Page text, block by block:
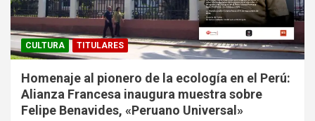
CULTURA TITULARES
Homenaje al pionero de la ecología en el Perú:
Alianza Francesa inaugura muestra sobre
Felipe Benavides, «Peruano Universal»